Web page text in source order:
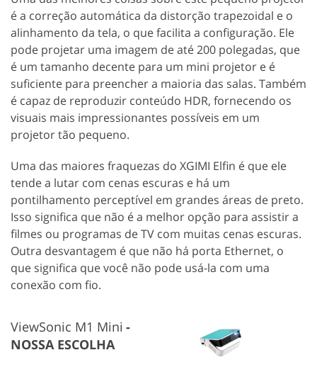
é a correção automática da distorção trapezoidal e o
alinhamento da tela, o que facilita a configuração. Ele
pode projetar uma imagem de até 200 polegadas, que
é um tamanho decente para um mini projetor e é
suficiente para preencher a maioria das salas. Também
é capaz de reproduzir conteúdo HDR, fornecendo os
visuais mais impressionantes possíveis em um
projetor tão pequeno.
Uma das maiores fraquezas do XGIMI Elfin é que ele
tende a lutar com cenas escuras e há um
pontilhamento perceptível em grandes áreas de preto.
Isso significa que não é a melhor opção para assistir a
filmes ou programas de TV com muitas cenas escuras.
Outra desvantagem é que não há porta Ethernet, o
que significa que você não pode usá-la com uma
conexão com fio.
ViewSonic M1 Mini
NOSSA ESCOLHA